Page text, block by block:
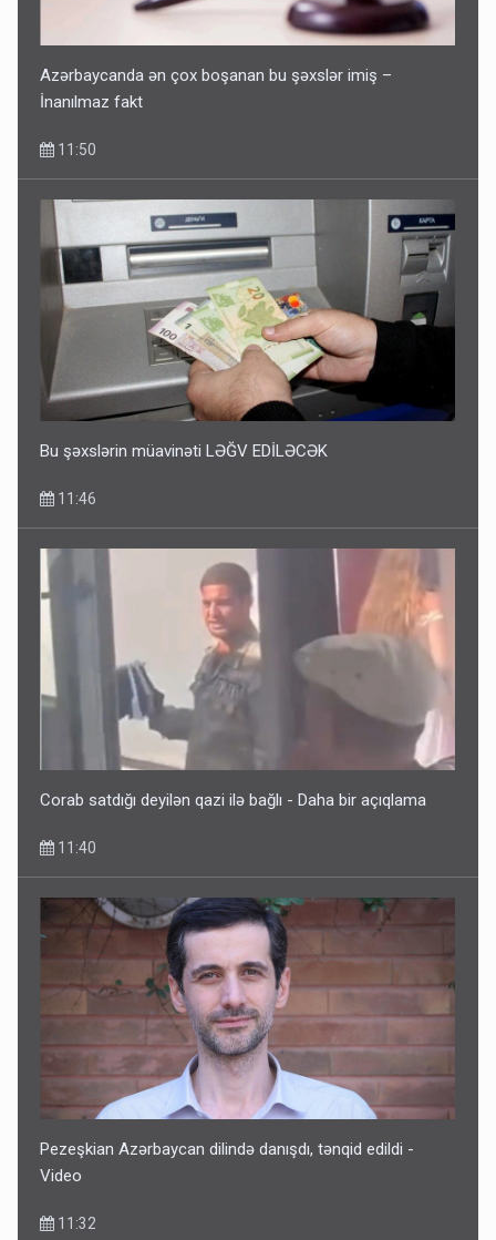
Azərbaycanda ən çox boşanan bu şəxslər imiş –
İnanılmaz fakt
11:50
Bu şəxslərin müavinəti LƏĞV EDİLƏCƏK
11:46
Corab satdığı deyilən qazi ilə bağlı - Daha bir açıqlama
11:40
Pezeşkian Azərbaycan dilində danışdı, tənqid edildi -
Video
11:32